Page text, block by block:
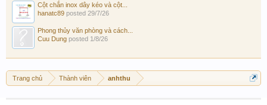
Cột chắn inox dây kéo và cột...
hanatc89 posted 29/7/26
Phong thủy văn phòng và cách...
Cuu Dung posted 1/8/26
Trang chủ Thành viên anhthu